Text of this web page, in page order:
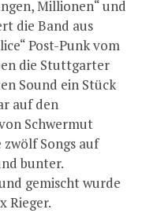
Millionen“ und
die Band aus
Post-Punk vom
die Stuttgarter
Sound ein Stück
auf den
Schwermut
Songs auf
bunter.
gemischt wurde
Rieger.